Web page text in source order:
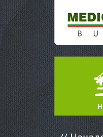
SKIP TO